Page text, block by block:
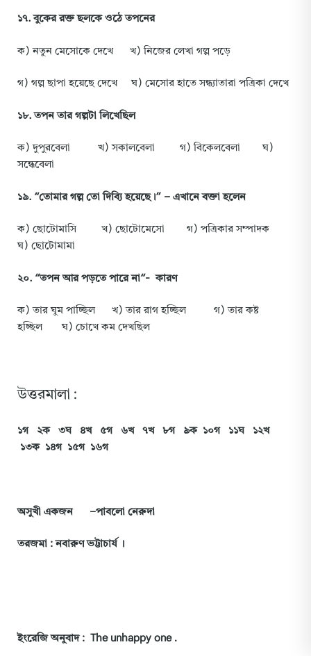
১৭.বুকের রক্ত ছলকে ওঠে তপনের
ক) নতুন মেসোকে দেখে খ) নিজের লেখা গল্প পড়ে
গ) গল্প ছাপা হয়েছে দেখে ঘ) মেসোর হাতে সন্ধ্যাতারা পত্রিকা দেখে
১৮.তপন তার গল্পটা লিখেছিল
ক) দুপুরবেলা খ) সকালবেলা গ) বিকেলবেলা ঘ)
সন্ধেবেলা
১৯. “তোমার গল্প তো দিব্যি হয়েছে।” – এখানে বক্তা হলেন
ক) ছোটোমাসি খ) ছোটোমেসো গ) পত্রিকার সম্পাদক
ঘ) ছোটোমামা
২০. “তপন আর পড়তে পারে না“-কারণ
ক) তার ঘুম পাচ্ছিল খ) তার রাগ হচ্ছিল গ) তার কষ্ট
হচ্ছিল ঘ) চোখে কম দেখছিল
উত্তরমালা :
১গ ২ক ৩ঘ ৪খ ৫গ ৬খ ৭খ ৮গ ৯ক ১০গ ১১ঘ ১২খ
১৩ক ১৪গ ১৫গ ১৬গ
অসুখী একজন –পাবলো নেরুদা
তরজমা : নবারুণ ভট্টাচার্য।
ইংরেজি অনুবাদ: The unhappy one .